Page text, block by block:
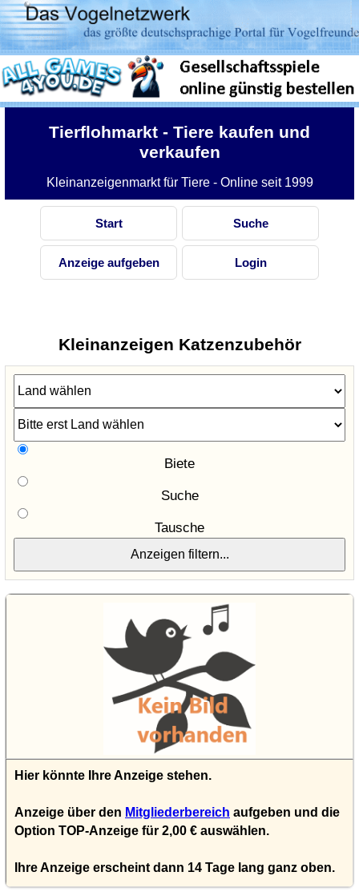
Tierflohmarkt - Tiere kaufen und
verkaufen
Kleinanzeigenmarkt für Tiere - Online seit 1999
Start Suche
Anzeige aufgeben Login
Kleinanzeigen Katzenzubehör
Biete
Suche
Tausche
Hier könnte Ihre Anzeige stehen.
Anzeige über den Mitgliederbereich aufgeben und die
Option TOP-Anzeige für 2,00 € auswählen.
Ihre Anzeige erscheint dann 14 Tage lang ganz oben.